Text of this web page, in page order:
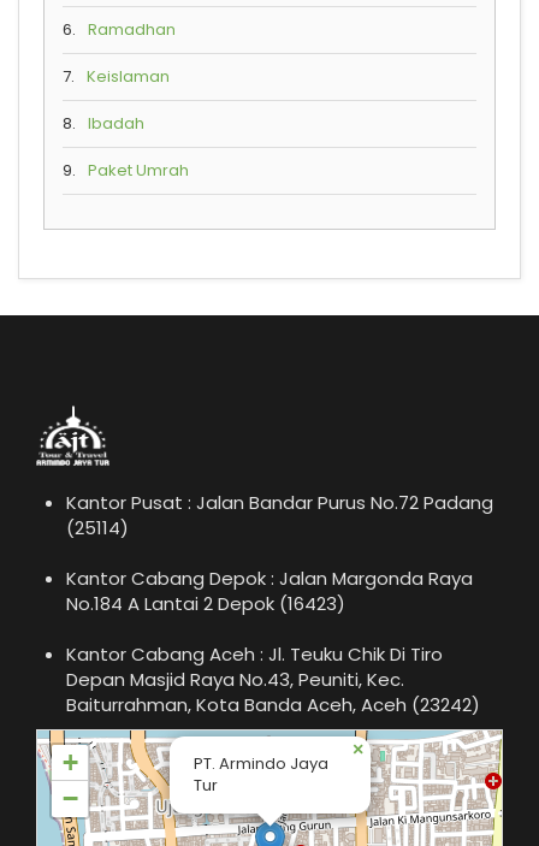
6. Ramadhan
7. Keislaman
8. Ibadah
9. Paket Umrah
Kantor Pusat : Jalan Bandar Purus No.72 Padang
(25114)
Kantor Cabang Depok : Jalan Margonda Raya
No.184 A Lantai 2 Depok (16423)
Kantor Cabang Aceh : Jl. Teuku Chik Di Tiro
Depan Masjid Raya No.43, Peuniti, Kec.
Baiturrahman, Kota Banda Aceh, Aceh (23242)
PT. Armindo Jaya
Tur
×
+
−